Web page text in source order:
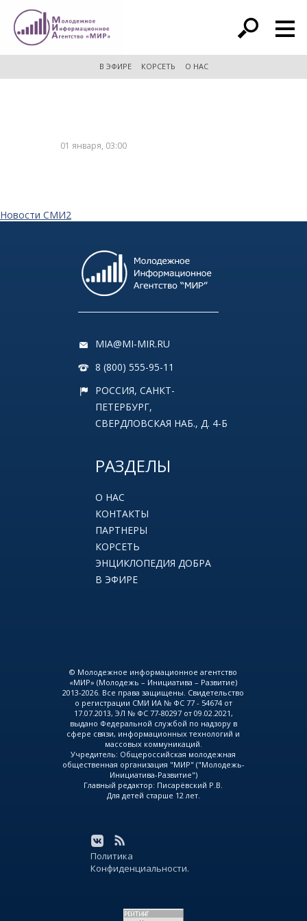
расширенный поиск
В ЭФИРЕ КОРСЕТЬ О НАС
01 января, 03:00
Новости СМИ2
MIA@MI-MIR.RU
8 (800) 555-95-11
РОССИЯ, САНКТ-
ПЕТЕРБУРГ,
СВЕРДЛОВСКАЯ НАБ., Д. 4-Б
РАЗДЕЛЫ
О НАС
КОНТАКТЫ
ПАРТНЕРЫ
КОРСЕТЬ
ЭНЦИКЛОПЕДИЯ ДОБРА
В ЭФИРЕ
© Молодежное информационное агентство
«МИР» (Молодежь – Инициатива – Развитие)
2013-2026. Все права защищены. Свидетельство
о регистрации СМИ ИА № ФС 77 - 54674 от
17.07.2013, ЭЛ № ФС 77-80297 от 09.02.2021,
выдано Федеральной службой по надзору в
сфере связи, информационных технологий и
массовых коммуникаций.
Учредитель: Общероссийская молодежная
общественная организация "МИР" ("Молодежь-
Инициатива-Развитие")
Главный редактор: Писарёвский Р.В.
Для детей старше 12 лет.
Политика
Конфиденциальности.